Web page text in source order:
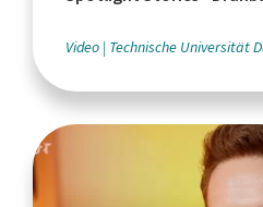
Video Technische Universität